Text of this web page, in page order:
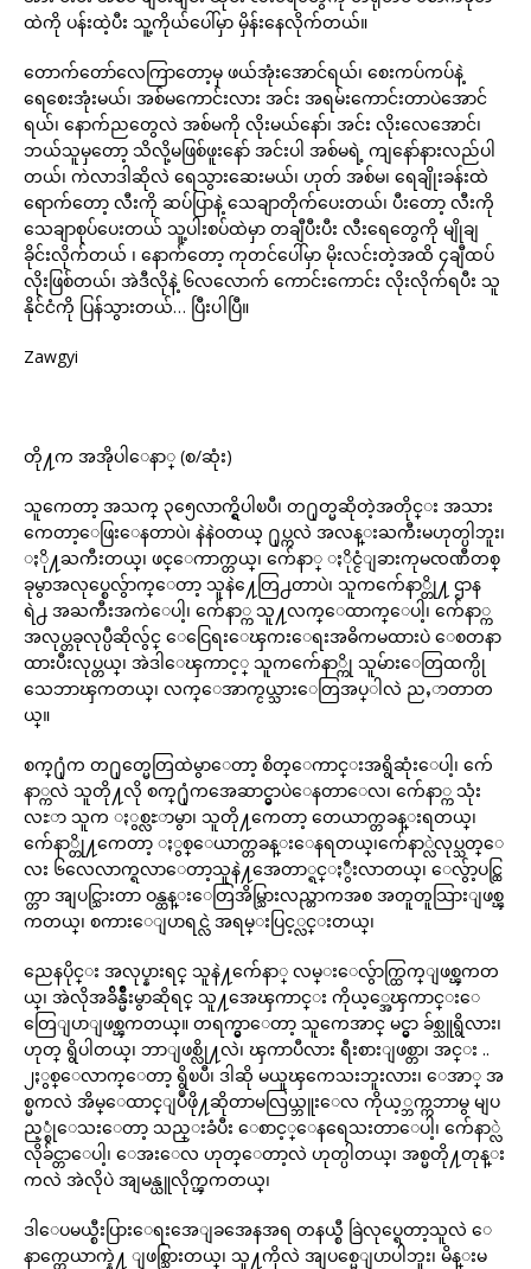
ထဲကို ပန်းထဲ့ပီး သူ့ကိုယ်ပေါ်မှာ မှိန်းနေလိုက်တယ်။
တောက်တော်လေကြာတော့မှ ဖယ်အုံးအောင်ရယ်၊ စေးကပ်ကပ်နဲ့
ရေစေးအုံးမယ်၊ အစ်မကောင်းလား အင်း အရမ်းကောင်းတာပဲအောင်
ရယ်၊ နောက်ညတွေလဲ အစ်မကို လိုးမယ်နော်၊ အင်း လိုးလေအောင်၊
ဘယ်သူမှတော့ သိလို့မဖြစ်ဖူးနော် အင်းပါ အစ်မရဲ့ ကျနော်နားလည်ပါ
တယ်၊ ကဲလာဒါဆိုလဲ ရေသွားဆေးမယ်၊ ဟုတ် အစ်မ၊ ရေချိုးခန်းထဲ
ရောက်တော့ လီးကို ဆပ်ပြာနဲ့ သေချာတိုက်ပေးတယ်၊ ပီးတော့ လီးကို
သေချာစုပ်ပေးတယ် သူ့ပါးစပ်ထဲမှာ တချီပီးပီး လီးရေတွေကို မျိုချ
ခိုင်းလိုက်တယ် ၊ နောက်တော့ ကုတင်ပေါ်မှာ မိုးလင်းတဲ့အထိ ၄ချီထပ်
လိုးဖြစ်တယ်၊ အဲဒီလိုနဲ့ ၆လလောက် ကောင်းကောင်း လိုးလိုက်ရပီး သူ
နိုင်ငံကို ပြန်သွားတယ်… ပြီးပါပြီ။
Zawgyi
တို႔က အအိုပါေနာ္ (စ/ဆုံး)
သူကေတာ့ အသက္ ၃၅ေလာက္ရွိပါၿပီ၊ တ႐ုတ္မဆိုတဲ့အတိုင္း အသား
ကေတာ့ေဖြးေနတာပဲ၊ နဲနဲဝတယ္ ႐ုပ္ကလဲ အလန္းႀကီးမဟုတ္ပါဘူး၊
ႏို႔ႀကီးတယ္၊ ဖင္ေကာက္တယ္၊ က်ေနာ္ ႏိုင္ငံျခားကုမၸဏီတစ္
ခုမွာအလုပ္စေလွ်ာက္ေတာ့ သူနဲ႔ေတြ႕တာပဲ၊ သူကက်ေနာ္တို႔ ဌာန
ရဲ႕ အႀကီးအကဲေပါ့၊ က်ေနာ္က သူ႔လက္ေထာက္ေပါ့၊ က်ေနာ္က
အလုပ္တခုလုပ္ပီဆိုလွ်င္ ေငြေရးေၾကးေရးအဓိကမထားပဲ ေစတနာ
ထားပီးလုပ္တယ္၊ အဲဒါေၾကာင့္ သူကက်ေနာ္ကို သူမ်ားေတြထက္ပို
သေဘာၾကတယ္၊ လက္ေအာက္ငယ္သားေတြအပ္ါလဲ ညႇာတာတ
ယ္။
စက္႐ုံက တ႐ုတ္မေတြထဲမွာေတာ့ စိတ္ေကာင္းအရွိဆုံးေပါ့၊ က်ေ
နာ္ကလဲ သူတို႔လို စက္႐ုံကအေဆာင္မွာပဲေနတာေလ၊ က်ေနာ္က သုံး
လႊာ သူက ႏွစ္လႊာမွာ၊ သူတို႔ကေတာ့ တေယာက္တခန္းရတယ္၊
က်ေနာ္တို႔ကေတာ့ ႏွစ္ေယာက္တခန္းေနရတယ္၊က်ေနာ္လဲလုပ္သတ္ေ
လး ၆လေလာက္ရလာေတာ့သူနဲ႔အေတာ္ရင္ႏွီးလာတယ္၊ ေလွ်ာ့ပင္ထြ
က္တာ အျပင္သြားတာ ဝန္ထန္းေတြအိမ္သြားလည္တာကအစ အတူတူသြားျဖစ္ၾ
ကတယ္၊ စကားေျပာရင္လဲ အရမ္းပြင့္လင္းတယ္၊
ညေနပိုင္း အလုပ္နားရင္ သူနဲ႔က်ေနာ္ လမ္းေလွ်ာက္ထြက္ျဖစ္ၾကတ
ယ္၊ အဲလိုအခ်ိန္မ်ိဳးမွာဆိုရင္ သူ႔အေၾကာင္း ကိုယ့္အေၾကာင္းေ
တြေျပာျဖစ္ၾကတယ္။ တရက္မွာေတာ့ သူကေအာင္ မင္မွာ ခ်စ္သူရွိလား၊
ဟုတ္ ရွိပါတယ္၊ ဘာျဖစ္လို႔လဲ၊ ၾကာပီလား ရီးစားျဖစ္တာ၊ အင္း ..
၂ႏွစ္ေလာက္ေတာ့ ရွိၿပီ၊ ဒါဆို မယူၾကေသးဘူးလား၊ ေအာ္ အ
စ္မကလဲ အိမ္ေထာင္ျပဳဖို႔ဆိုတာမလြယ္ဘူးေလ ကိုယ့္ဘက္ကဘာမွ မျပ
ည့္စုံေသးေတာ့ သည္းခံပီး ေစာင့္ေနရေသးတာေပါ့၊ က်ေနာ္လဲ
လိုခ်င္တာေပါ့၊ ေအးေလ ဟုတ္ေတာ့လဲ ဟုတ္ပါတယ္၊ အစ္မတို႔တုန္း
ကလဲ အဲလိုပဲ အျမန္ယူလိုက္ၾကတယ္၊
ဒါေပမယ္စီးပြားေရးအေျခအေနအရ တနယ္စီ ခြဲလုပ္ရေတာ့သူလဲ ေ
နာက္တေယာက္နဲ႔ ျဖစ္သြားတယ္၊ သူ႔ကိုလဲ အျပစ္မေျပာပါဘူး၊ မိန္းမ